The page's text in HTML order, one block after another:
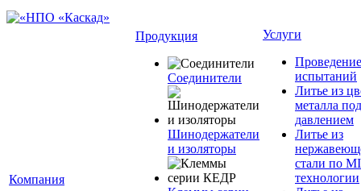
Компания
Продукция
Соединители
Шинодержатели
и изоляторы
Услуги
Проведение
испытаний
Литье из
металла под
давлением
Литье из
стали по
технологии